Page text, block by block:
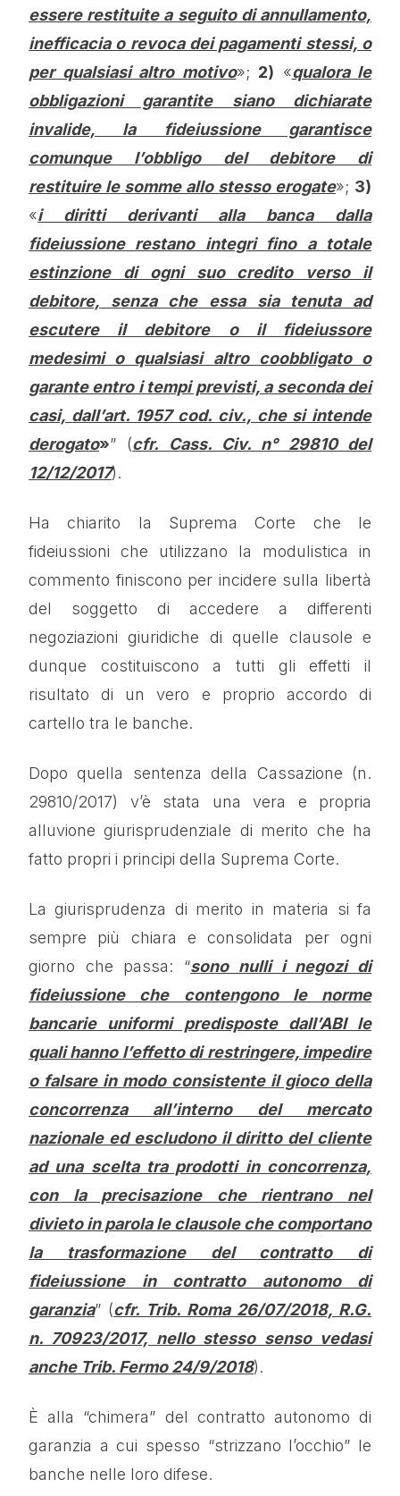
essere restituite a seguito di annullamento,
inefficacia o revoca dei pagamenti stessi, o
per qualsiasi altro motivo»; 2) «qualora le
obbligazioni garantite siano dichiarate
invalide, la fideiussione garantisce
comunque l’obbligo del debitore di
restituire le somme allo stesso erogate»; 3)
«i diritti derivanti alla banca dalla
fideiussione restano integri fino a totale
estinzione di ogni suo credito verso il
debitore, senza che essa sia tenuta ad
escutere il debitore o il fideiussore
medesimi o qualsiasi altro coobbligato o
garante entro i tempi previsti, a seconda dei
casi, dall’art. 1957 cod. civ., che si intende
derogato»” (cfr. Cass. Civ. n° 29810 del
12/12/2017).
Ha chiarito la Suprema Corte che le
fideiussioni che utilizzano la modulistica in
commento finiscono per incidere sulla libertà
del soggetto di accedere a differenti
negoziazioni giuridiche di quelle clausole e
dunque costituiscono a tutti gli effetti il
risultato di un vero e proprio accordo di
cartello tra le banche.
Dopo quella sentenza della Cassazione (n.
29810/2017) v’è stata una vera e propria
alluvione giurisprudenziale di merito che ha
fatto propri i principi della Suprema Corte.
La giurisprudenza di merito in materia si fa
sempre più chiara e consolidata per ogni
giorno che passa: “sono nulli i negozi di
fideiussione che contengono le norme
bancarie uniformi predisposte dall’ABI le
quali hanno l’effetto di restringere, impedire
o falsare in modo consistente il gioco della
concorrenza all’interno del mercato
nazionale ed escludono il diritto del cliente
ad una scelta tra prodotti in concorrenza,
con la precisazione che rientrano nel
divieto in parola le clausole che comportano
la trasformazione del contratto di
fideiussione in contratto autonomo di
garanzia” (cfr. Trib. Roma 26/07/2018, R.G.
n. 70923/2017, nello stesso senso vedasi
anche Trib. Fermo 24/9/2018).
È alla “chimera” del contratto autonomo di
garanzia a cui spesso “strizzano l’occhio” le
banche nelle loro difese.